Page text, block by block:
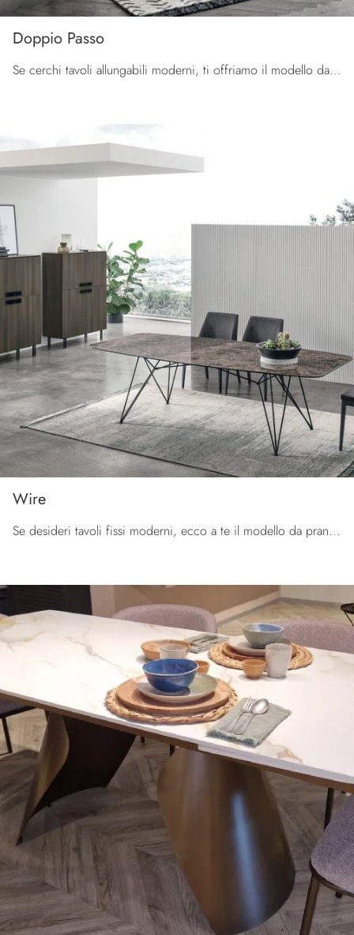
Doppio Passo
Se cerchi tavoli allungabili moderni, ti offriamo il modello da pranzo in melaminico Doppio Passo della firma Tomasella.
Wire
Se desideri tavoli fissi moderni, ecco a te il modello da pranzo in gres Wire del brand Tomasella.